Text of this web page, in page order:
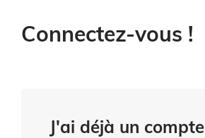
Connectez-vous !
J'ai déjà un compte